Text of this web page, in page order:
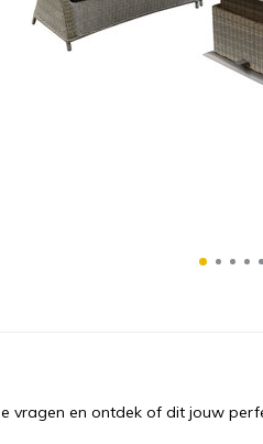
vragen en ontdek of dit jouw